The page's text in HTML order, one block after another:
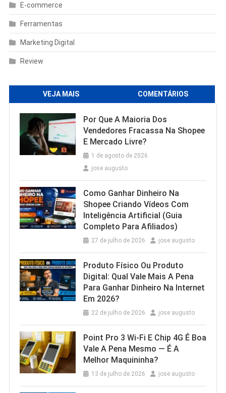
E-commerce
Ferramentas
Marketing Digital
Review
VEJA MAIS COMENTÁRIOS
Por Que A Maioria Dos
Vendedores Fracassa Na Shopee
E Mercado Livre?
1 de agosto de 2026
jose augusto
Como Ganhar Dinheiro Na
Shopee Criando Vídeos Com
Inteligência Artificial (Guia
Completo Para Afiliados)
27 de julho de 2026 jose augusto
Produto Físico Ou Produto
Digital: Qual Vale Mais A Pena
Para Ganhar Dinheiro Na Internet
Em 2026?
22 de julho de 2026 jose augusto
Point Pro 3 Wi‑Fi E Chip 4G É Boa
Vale A Pena Mesmo — É A
Melhor Maquininha?
13 de julho de 2026 jose augusto